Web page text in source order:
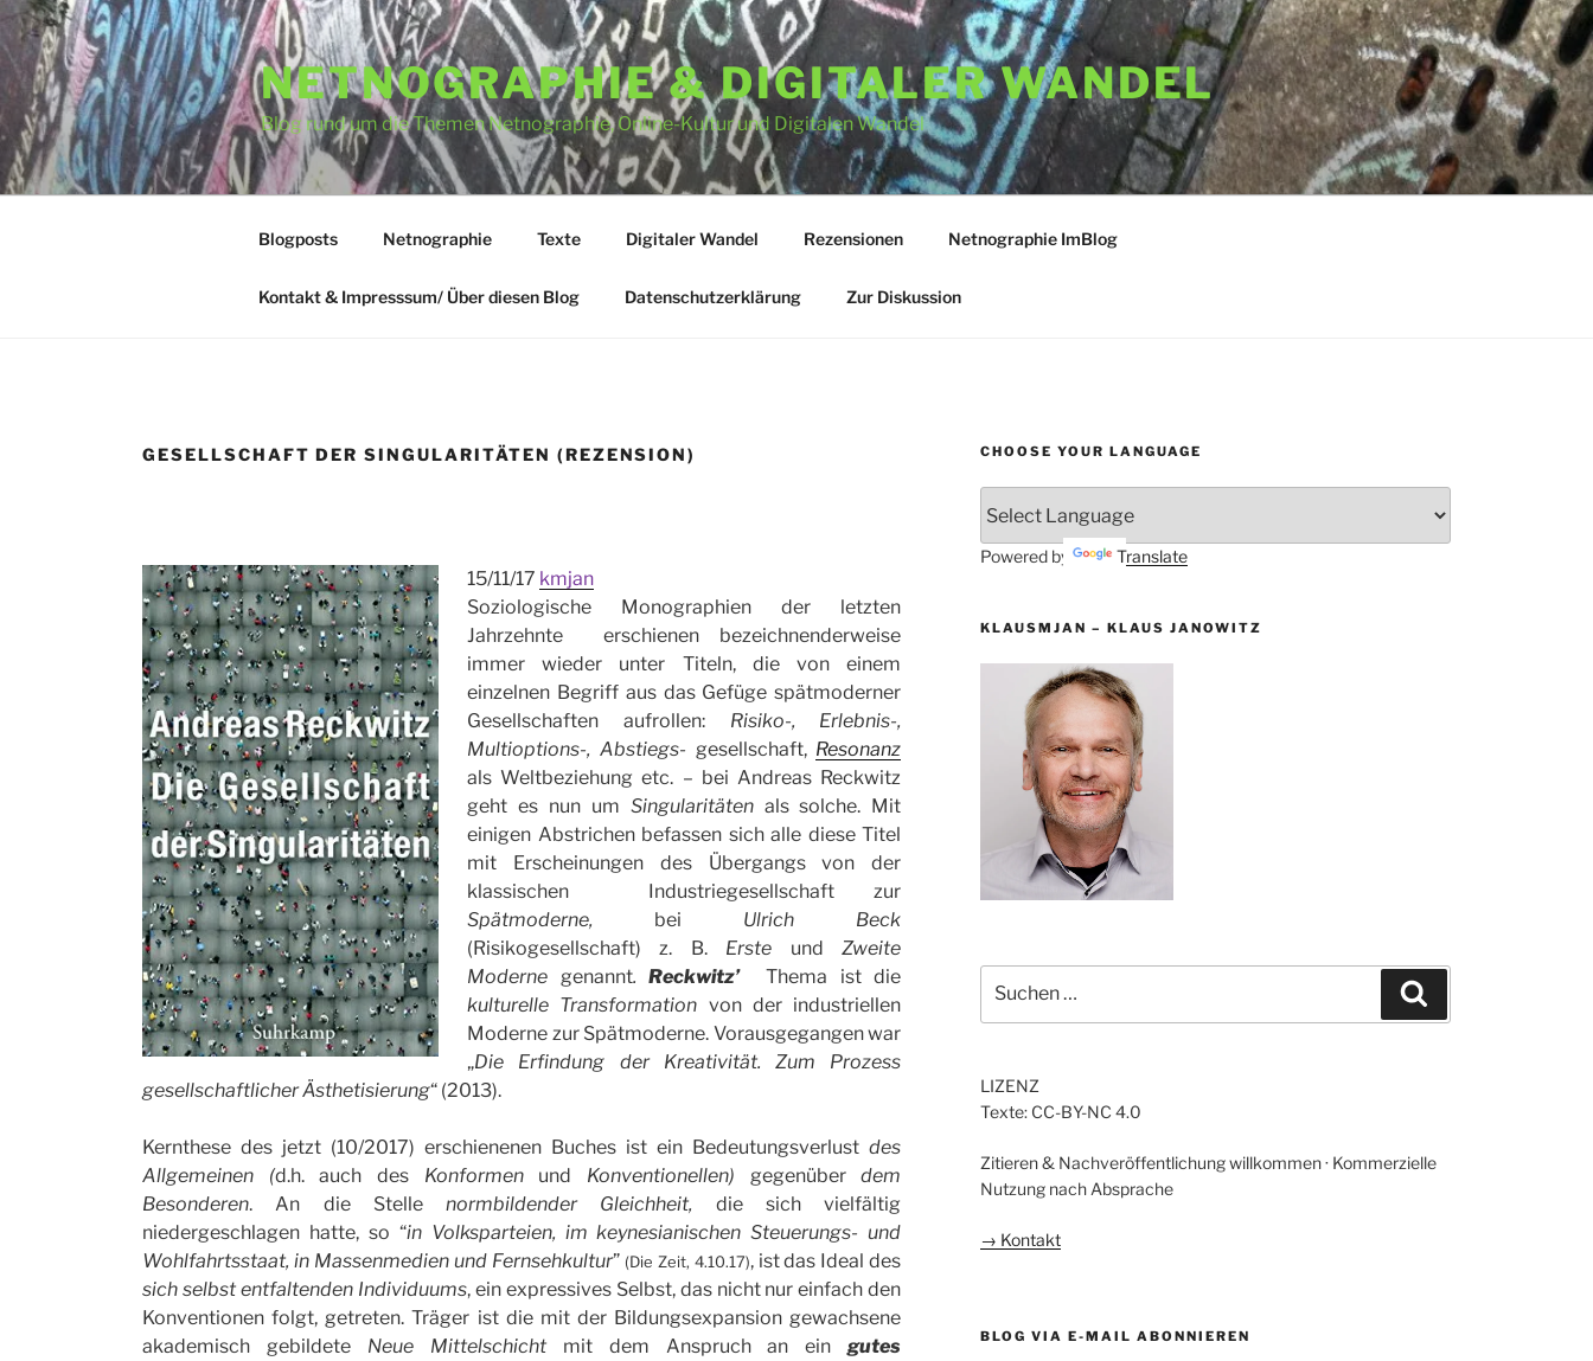
Zum
Inhalt
springen
NETNOGRAPHIE & DIGITALER WANDEL
Blog rund um die Themen Netnographie, Online-Kultur und Digitalen Wandel
Blogposts Netnographie Texte Digitaler Wandel Rezensionen Netnographie ImBlog
Kontakt & Impresssum/ Über diesen Blog Datenschutzerklärung Zur Diskussion
GESELLSCHAFT DER SINGULARITÄTEN (REZENSION)
15/11/17 kmjan
Soziologische Monographien der letzten
Jahrzehnte erschienen bezeichnenderweise
immer wieder unter Titeln, die von einem
einzelnen Begriff aus das Gefüge spätmoderner
Gesellschaften aufrollen: Risiko-, Erlebnis-,
Multioptions-, Abstiegs- gesellschaft, Resonanz
als Weltbeziehung etc. – bei Andreas Reckwitz
geht es nun um Singularitätenals solche. Mit
einigen Abstrichen befassen sich alle diese Titel
mit Erscheinungen des Übergangs von der
klassischen Industriegesellschaft zur
Spätmoderne, bei Ulrich Beck
(Risikogesellschaft)
z. B.Erste und Zweite
Moderne genannt.Reckwitz’
Thema ist die
kulturelle Transformation von der industriellen
Moderne zur Spätmoderne. Vorausgegangen war
„Die Erfindung der Kreativität. Zum Prozess
gesellschaftlicher Ästhetisierung“ (2013).
Kernthese des jetzt (10/2017) erschienenen Buches ist ein Bedeutungsverlustdes
Allgemeinen (d.h. auch des Konformen und Konventionellen) gegenüberdem
Besonderen. An die Stellenormbildender Gleichheit, die sich vielfältig
niedergeschlagen hatte, so “in Volksparteien, im keynesianischen Steuerungs- und
Wohlfahrtsstaat, in Massenmedien und Fernsehkultur” (Die Zeit, 4.10.17), ist das Ideal des
sich selbst entfaltenden Individuums, ein expressives Selbst, das nicht nur einfach den
Konventionen folgt, getreten. Träger ist die mit der Bildungsexpansion gewachsene
akademisch gebildete Neue Mittelschicht mit dem Anspruch an eingutes
CHOOSE YOUR LANGUAGE
Powered by Translate
KLAUSMJAN – KLAUS JANOWITZ
nach:
LIZENZ
Texte: CC-BY-NC 4.0
Zitieren & Nachveröffentlichung willkommen · Kommerzielle
Nutzung nach Absprache
→ Kontakt
BLOG VIA E-MAIL ABONNIEREN